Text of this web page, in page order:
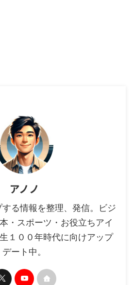
７
ず
アノノ
る情報を整理、発信。ビジ
・スポーツ・お役立ちアイ
１００年時代に向けアップ
デート中。